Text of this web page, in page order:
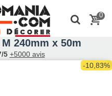
0
240mm x 50m
5 +5000 avis
-10,83%